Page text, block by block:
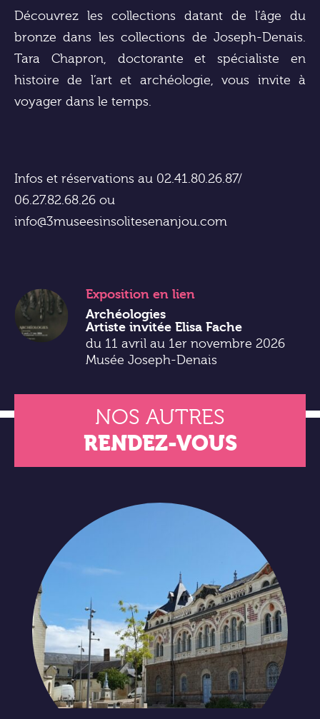
Découvrez les collections datant de l’âge du
bronze dans les collections de Joseph-Denais.
Tara Chapron, doctorante et spécialiste en
histoire de l’art et archéologie, vous invite à
voyager dans le temps.
Infos et réservations au 02.41.80.26.87/
06.27.82.68.26 ou
info@3museesinsolitesenanjou.com
Exposition en lien
Archéologies
Artiste invitée Elisa Fache
du 11 avril au 1er novembre 2026
Musée Joseph-Denais
NOS AUTRES
RENDEZ-VOUS